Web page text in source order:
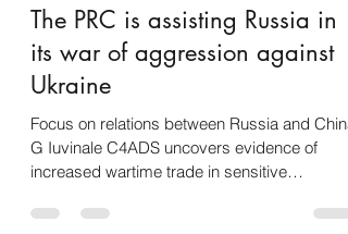
Gabriele Iuvinale
6 apr 2023
The PRC is assisting Russia in
its war of aggression against
Ukraine
Focus on relations between Russia and China